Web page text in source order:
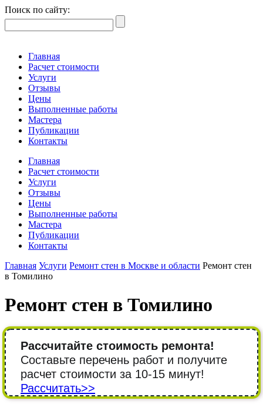
Поиск по сайту:
Главная
Расчет стоимости
Услуги
Отзывы
Цены
Выполненные работы
Мастера
Публикации
Контакты
Главная
Расчет стоимости
Услуги
Отзывы
Цены
Выполненные работы
Мастера
Публикации
Контакты
Главная Услуги Ремонт стен в Москве и области Ремонт стен
в Томилино
Ремонт стен в Томилино
Рассчитайте стоимость ремонта!
Составьте перечень работ и получите
расчет стоимости за 10-15 минут!
Рассчитать>>